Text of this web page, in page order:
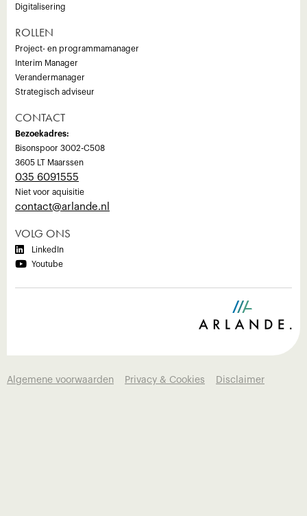
Digitalisering
ROLLEN
Project- en programmamanager
Interim Manager
Verandermanager
Strategisch adviseur
CONTACT
Bezoekadres:
Bisonspoor 3002-C508
3605 LT Maarssen
035 6091555
Niet voor aquisitie
‍contact@arlande.nl
VOLG ONS
 LinkedIn
 Youtube
Algemene voorwaarden Privacy & Cookies Disclaimer